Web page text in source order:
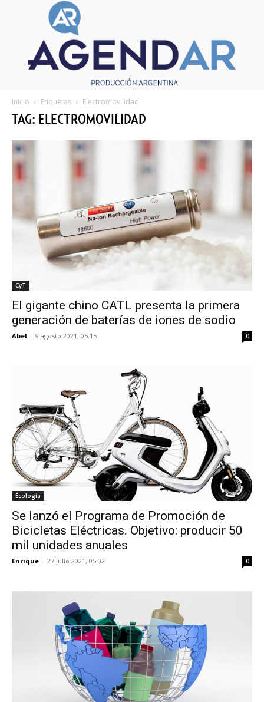
Inicio Etiquetas Electromovilidad
TAG: ELECTROMOVILIDAD
CyT
El gigante chino CATL presenta la primera
generación de baterías de iones de sodio
Abel - 9 agosto 2021, 05:15 0
Ecología
Se lanzó el Programa de Promoción de
Bicicletas Eléctricas. Objetivo: producir 50
mil unidades anuales
Enrique - 27 julio 2021, 05:32 0